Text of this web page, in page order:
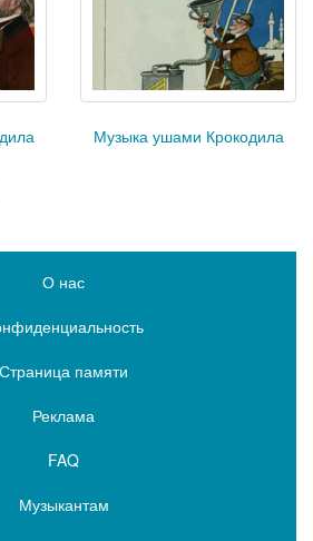
Музыка ушами Крокодила
О нас
Страница памяти
Реклама
FAQ
Музыкантам